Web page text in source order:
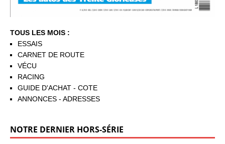
TOUS LES MOIS :
ESSAIS
CARNET DE ROUTE
VÉCU
RACING
GUIDE D'ACHAT - COTE
ANNONCES - ADRESSES
NOTRE DERNIER HORS-SÉRIE